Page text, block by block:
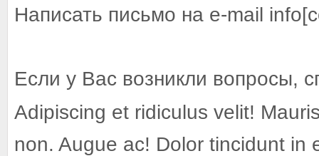
Написать письмо на e-mail
Если у Вас возникли вопросы,
Adipiscing et ridiculus velit!
non. Augue ac! Dolor tincidunt in